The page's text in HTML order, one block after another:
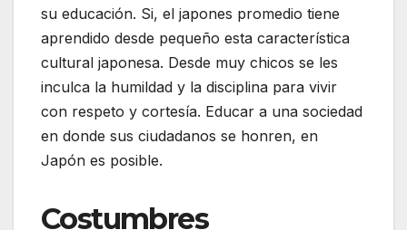
su educación. Si, el japones promedio tiene
aprendido desde pequeño esta característica
cultural japonesa. Desde muy chicos se les
inculca la humildad y la disciplina para vivir
con respeto y cortesía. Educar a una sociedad
en donde sus ciudadanos se honren, en
Japón es posible.
Costumbres